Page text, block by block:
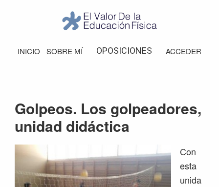
navegación
principal
Valor
de
INICIO SOBRE MÍ OPOSICIONES ACCEDER
Golpeos. Los golpeadores,
unidad didáctica
Con
esta
unida